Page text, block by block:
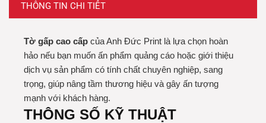
THÔNG TIN CHI TIẾT
Tờ gấp cao cấp của Anh Đức Print là lựa chọn hoàn
hảo nếu bạn muốn ấn phẩm quảng cáo hoặc giới thiệu
dịch vụ sản phẩm có tính chất chuyên nghiệp, sang
trọng, giúp nâng tầm thương hiệu và gây ấn tượng
mạnh với khách hàng.
THÔNG SỐ KỸ THUẬT